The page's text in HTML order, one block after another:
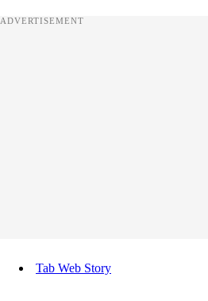
ADVERTISEMENT
Tab Web Story